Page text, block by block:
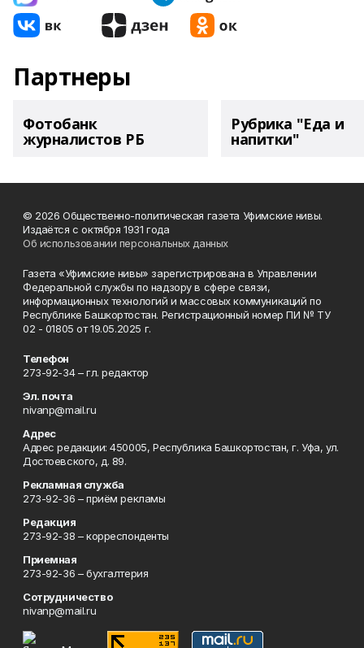
Партнеры
Фотобанк
журналистов РБ
Рубрика "Еда и
напитки"
© 2026 Общественно-политическая газета Уфимские нивы.
Издаётся с октября 1931 года
Об использовании персональных данных
Газета «Уфимские нивы» зарегистрирована в Управлении
Федеральной службы по надзору в сфере связи,
информационных технологий и массовых коммуникаций по
Республике Башкортостан. Регистрационный номер ПИ № ТУ
02 - 01805 от 19.05.2025 г.
Телефон
273-92-34 – гл. редактор
Эл. почта
nivanp@mail.ru
Адрес
Адрес редакции: 450005, Республика Башкортостан, г. Уфа, ул.
Достоевского, д. 89.
Рекламная служба
273-92-36 – приём рекламы
Редакция
273-92-38 – корреспонденты
Приемная
273-92-36 – бухгалтерия
Сотрудничество
nivanp@mail.ru